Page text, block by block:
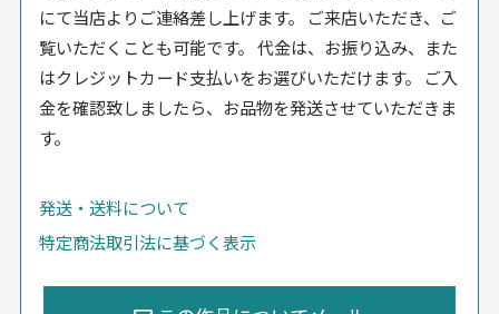
にて当店よりご連絡差し上げます。 ご来店いただき、ご
覧いただくことも可能です。 代金は、お振り込み、また
はクレジットカード支払いをお選びいただけます。 ご入
金を確認致しましたら、お品物を発送させていただきま
す。
発送・送料について
特定商法取引法に基づく表示